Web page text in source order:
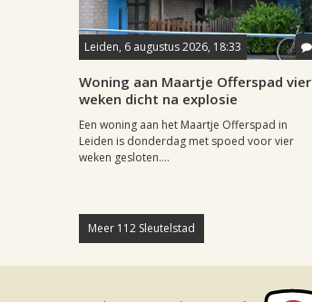
Leiden, 6 augustus 2026, 18:33
Woning aan Maartje Offerspad vier
weken dicht na explosie
Een woning aan het Maartje Offerspad in
Leiden is donderdag met spoed voor vier
weken gesloten....
Meer 112 Sleutelstad